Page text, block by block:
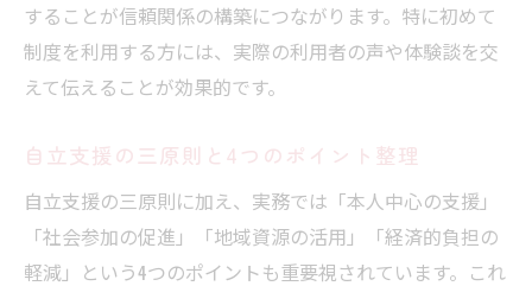
することが信頼関係の構築につながります。特に初めて
制度を利用する方には、実際の利用者の声や体験談を交
えて伝えることが効果的です。
自立支援の三原則と4つのポイント整理
自立支援の三原則に加え、実務では「本人中心の支援」
「社会参加の促進」「地域資源の活用」「経済的負担の
軽減」という4つのポイントも重要視されています。これ